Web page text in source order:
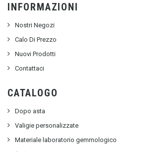
INFORMAZIONI
Nostri Negozi
Calo Di Prezzo
Nuovi Prodotti
Contattaci
CATALOGO
Dopo asta
Valigie personalizzate
Materiale laboratorio gemmologico